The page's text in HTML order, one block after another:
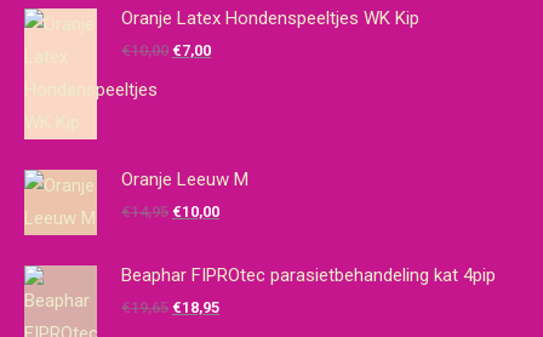
Oranje Latex Hondenspeeltjes WK Kip
€10,00 Oorspronkelijke
€7,00Huidige
Oranje Leeuw M
€14,95 Oorspronkelijke
was:
€14,95.
€10,00Huidige
is:
€10,00.
Beaphar FIPROtec parasietbehandeling kat 4pip
€19,65 Oorspronkelijke
€18,95Huidige